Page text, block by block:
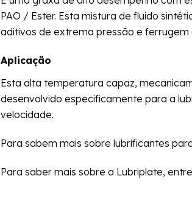
PAO / Ester. Esta mistura de fluido
aditivos de extrema pressão e ferrugem
Aplicação
Esta alta temperatura capaz,
desenvolvido especificamente para a
velocidade.
Para sabem mais sobre lubrificantes
Para saber mais sobre a Lubriplate,